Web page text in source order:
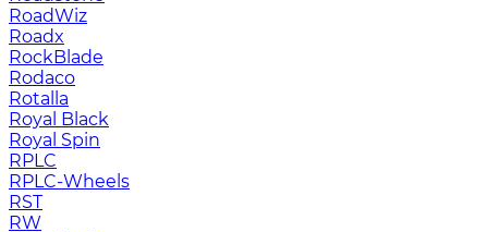
RoadWiz
Roadx
RockBlade
Rodaco
Rotalla
Royal Black
Royal Spin
RPLC
RPLC-Wheels
RST
RW